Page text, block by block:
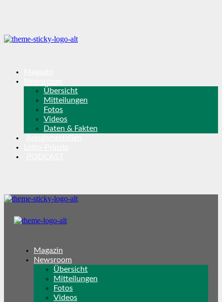
Übersicht
Mitteilungen
Fotos
Videos
Daten & Fakten
Magazin
Newsroom
Übersicht
Mitteilungen
Fotos
Videos